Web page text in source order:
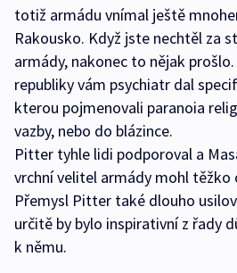
totiž armádu vnímal ještě
Rakousko. Když jste nechtěl za
armády, nakonec to nějak
republiky vám psychiatr dal
kterou pojmenovali paranoia
vazby, nebo do blázince.
Pitter tyhle lidi podporoval a
vrchní velitel armády mohl těžko
Přemysl Pitter také dlouho
určitě by bylo inspirativní z řady
k němu.